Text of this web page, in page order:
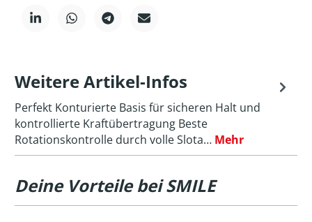
Weitere Artikel-Infos
Perfekt Konturierte Basis für sicheren Halt und
kontrollierte Kraftübertragung Beste
Rotationskontrolle durch volle Slota… Mehr
Deine Vorteile bei SMILE